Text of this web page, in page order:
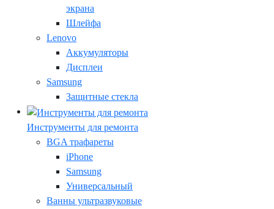
экрана
Шлейфа
Lenovo
Аккумуляторы
Дисплеи
Samsung
Защитные стекла
Инструменты для ремонта
BGA трафареты
iPhone
Samsung
Универсальный
Ванны ультразвуковые